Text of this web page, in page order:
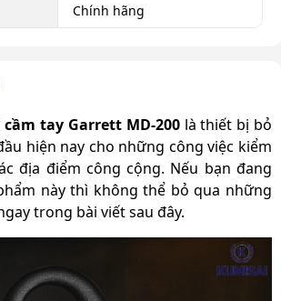
tay Garrett MD-200là thiết bị bỏ
hiện nay cho những công việc kiểm
địa điểm công cộng. Nếu bạn đang
này thì không thể bỏ qua những
trong bài viết sau đây.
Chính hãng